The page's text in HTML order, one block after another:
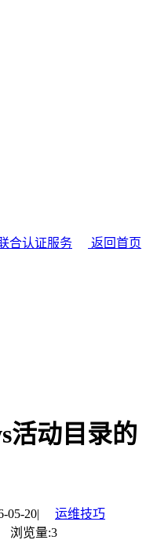
合认证服务
返回首页
活动目录的
05-20|
运维技巧
浏览量:3